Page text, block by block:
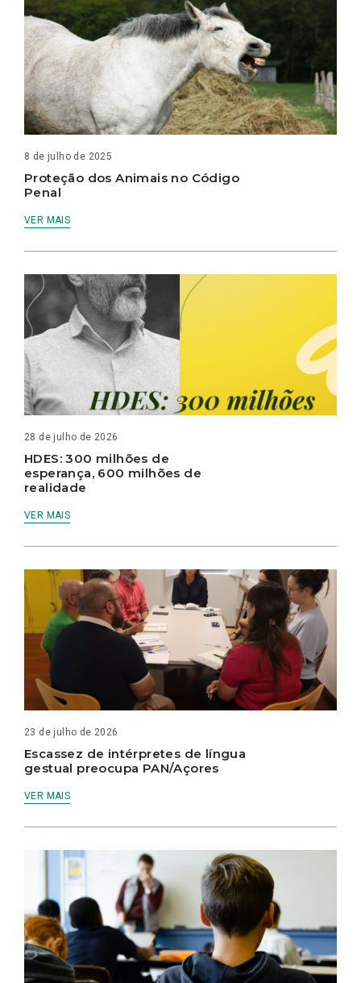
8 de julho de 2025
Proteção dos Animais no Código
Penal
VER MAIS
28 de julho de 2026
HDES: 300 milhões de
esperança, 600 milhões de
realidade
VER MAIS
23 de julho de 2026
Escassez de intérpretes de língua
gestual preocupa PAN/Açores
VER MAIS